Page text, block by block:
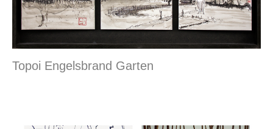
Topoi Engelsbrand Garten